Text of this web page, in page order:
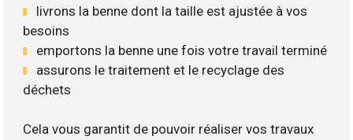
livrons la benne dont la taille est ajustée à vos
besoins
emportons la benne une fois votre travail terminé
assurons le traitement et le recyclage des
déchets
Cela vous garantit de pouvoir réaliser vos travaux